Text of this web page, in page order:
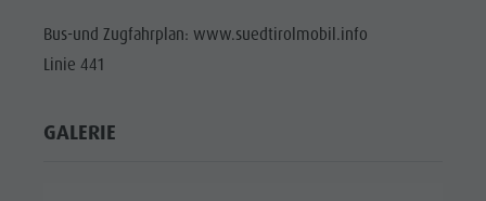
Bus-und Zugfahrplan: www.suedtirolmobil.info
Linie 441
GALERIE